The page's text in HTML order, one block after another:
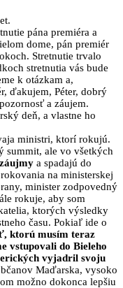
pána premiéra a
dome, pán premiér
Stretnutie trvalo
stretnutia vás bude
k otázkam a,
ďakujem, Péter, dobrý
a záujem.
deň, a vlastne ho
ministri, ktorí rokujú.
summit, ale vo všetkých
a spadajú do
na ministerskej
minister zodpovedný
rokuje, aby som
ktorých výsledky
času. Pokiaľ ide o
ktorú musím teraz
vstupovali do Bieleho
vyjadril svoju
Maďarska, vysoko
možno dokonca lepšiu